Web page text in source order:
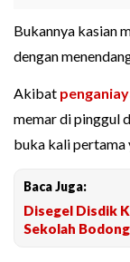
Bukannya kasian
dengan
Akibat
memar di pinggul
buka kali pertama
Baca Juga:
Disegel Disdik
Sekolah